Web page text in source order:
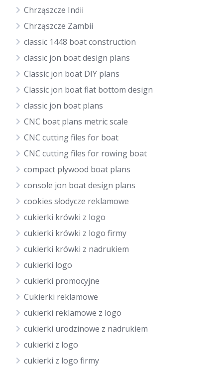
Chrząszcze Indii
Chrząszcze Zambii
classic 1448 boat construction
classic jon boat design plans
Classic jon boat DIY plans
Classic jon boat flat bottom design
classic jon boat plans
CNC boat plans metric scale
CNC cutting files for boat
CNC cutting files for rowing boat
compact plywood boat plans
console jon boat design plans
cookies słodycze reklamowe
cukierki krówki z logo
cukierki krówki z logo firmy
cukierki krówki z nadrukiem
cukierki logo
cukierki promocyjne
Cukierki reklamowe
cukierki reklamowe z logo
cukierki urodzinowe z nadrukiem
cukierki z logo
cukierki z logo firmy